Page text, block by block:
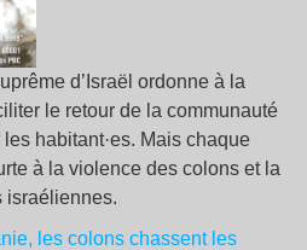
d’Israël ordonne à la
le retour de la communauté
habitant·es. Mais chaque
à la violence des colons et la
israéliennes.
les colons chassent les